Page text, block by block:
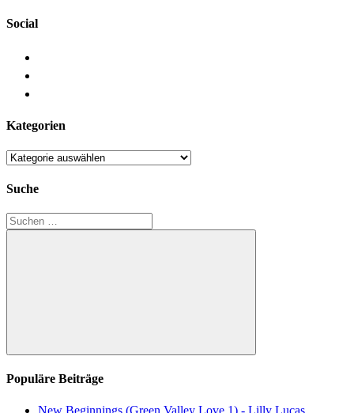
Social
Kategorien
Kategorien
Suche
Suchen
nach:
Suchen
Populäre Beiträge
New Beginnings (Green Valley Love 1) - Lilly Lucas